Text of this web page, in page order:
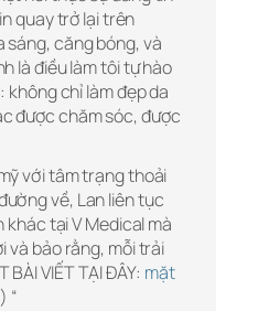
quay trở lại trên
sáng, căng bóng, và
là điều làm tôi tự hào
không chỉ làm đẹp da
được chăm sóc, được
với tâm trạng thoải
về, Lan liên tục
khác tại V Medical mà
và bảo rằng, mỗi trải
BÀI VIẾT TẠI ĐÂY: mặt
“